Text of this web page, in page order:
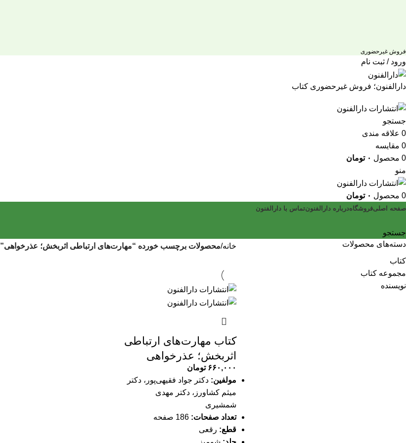
فروش غیرحضوری
ورود / ثبت نام
دارالفنون؛ فروش غیرحضوری کتاب
جستجو
0 علاقه مندی
0 مقایسه
0 محصول ۰ تومان
منو
0 محصول ۰ تومان
صفحه اصلیفروشگاهدرباره دارالفنونتماس با دارالفنون
جستجو
دسته‌های محصولات
کتاب
مجموعه کتاب
نویسنده
خانه محصولات برچسب خورده “مهارت‌های ارتباطی اثربخش؛ عذرخواهی”
کتاب مهارت‌های ارتباطی
اثربخش؛ عذرخواهی
۶۶۰,۰۰۰ تومان
مولفین:دکتر جواد فقیهی‌پور، دکتر
میثم کشاورز، دکتر مهدی
شمشیری
تعداد صفحات: 186 صفحه
قطع: رقعی